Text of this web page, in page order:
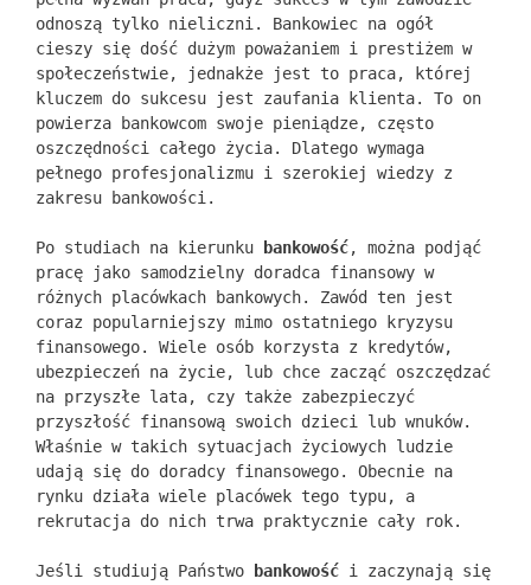
odnoszą tylko nieliczni. Bankowiec na ogół
cieszy się dość dużym poważaniem i prestiżem w
społeczeństwie, jednakże jest to praca, której
kluczem do sukcesu jest zaufania klienta. To on
powierza bankowcom swoje pieniądze, często
oszczędności całego życia. Dlatego wymaga
pełnego profesjonalizmu i szerokiej wiedzy z
zakresu bankowości.
Po studiach na kierunku bankowość, można podjąć
pracę jako samodzielny doradca finansowy w
różnych placówkach bankowych. Zawód ten jest
coraz popularniejszy mimo ostatniego kryzysu
finansowego. Wiele osób korzysta z kredytów,
ubezpieczeń na życie, lub chce zacząć oszczędzać
na przyszłe lata, czy także zabezpieczyć
przyszłość finansową swoich dzieci lub wnuków.
Właśnie w takich sytuacjach życiowych ludzie
udają się do doradcy finansowego. Obecnie na
rynku działa wiele placówek tego typu, a
rekrutacja do nich trwa praktycznie cały rok.
Jeśli studiują Państwo bankowość i zaczynają się